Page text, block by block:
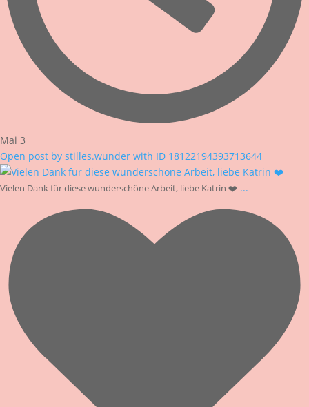
Mai 3
Open post by stilles.wunder with ID 18122194393713644
Vielen Dank für diese wunderschöne Arbeit, liebe Katrin ❤️ ...